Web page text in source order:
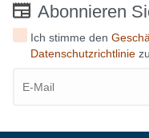
Abonnieren
Ich stimme den
Datenschutzrichtlinie zu